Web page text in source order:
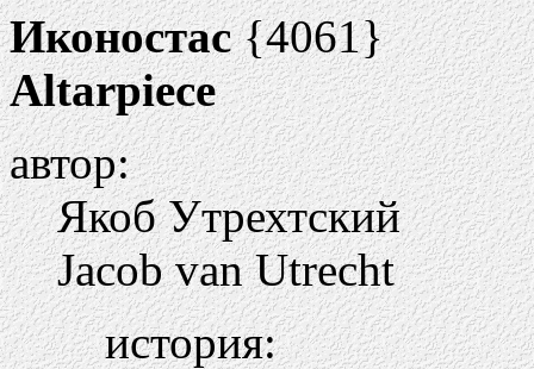
Иконостас{4061}
Altarpiece
автор:
Якоб Утрехтский
Jacob van Utrecht
история: